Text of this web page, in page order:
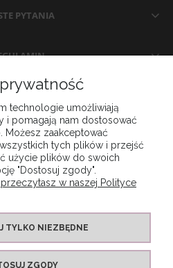
PYTANIA
KONTO
technologie umożliwiają
i pomagają nam dostosować
Możesz zaakceptować
tych plików i przejść
użycie plików do swoich
"Dostosuj zgody".
w naszej Polityce
TYLKO NIEZBĘDNE
ZGODY